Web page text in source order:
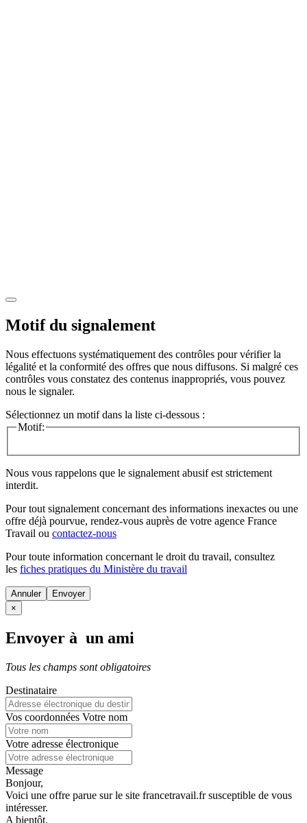
Motif du signalement
Nous effectuons systématiquement des contrôles pour vérifier la
légalité et la conformité des offres que nous diffusons. Si malgré ces
contrôles vous constatez des contenus inappropriés, vous pouvez
nous le signaler.
Sélectionnez un motif dans la liste ci-dessous :
Motif:
Nous vous rappelons que le signalement abusif est strictement
interdit.
Pour tout signalement concernant des informations inexactes ou une
offre déjà pourvue, rendez-vous auprès de votre agence France
Travail ou contactez-nous
Pour toute information concernant le droit du travail, consultez
les fiches pratiques du Ministère du travail
Annuler
×
Envoyer à un ami
Tous les champs sont obligatoires
Destinataire
Vos coordonnées Votre nom
Votre adresse électronique
Message
Bonjour,
Voici une offre parue sur le site francetravail.fr susceptible de vous
intéresser.
A bientôt.